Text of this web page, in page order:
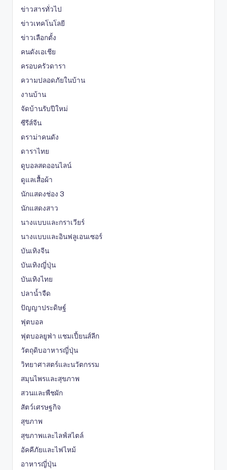
ข่าวสารทั่วไป
ข่าวเทคโนโลยี
ข่าวเลือกตั้ง
คนดังเอเชีย
ครอบครัวดารา
ความปลอดภัยในบ้าน
งานบ้าน
จัดบ้านรับปีใหม่
ซีรีส์จีน
ดราม่าคนดัง
ดาราไทย
ดูบอลสดออนไลน์
ดูแลเสื้อผ้า
นักแสดงช่อง 3
นักแสดงสาว
นางแบบและกราเวียร์
นางแบบและอินฟลูเอนเซอร์
บันเทิงจีน
บันเทิงญี่ปุ่น
บันเทิงไทย
ปลาน้ำจืด
ปัญญาประดิษฐ์
ฟุตบอล
ฟุตบอลยูฟ่า แชมเปี้ยนส์ลีก
วัตถุดิบอาหารญี่ปุ่น
วิทยาศาสตร์และนวัตกรรม
สมุนไพรและสุขภาพ
สวนและพืชผัก
สัตว์เศรษฐกิจ
สุขภาพ
สุขภาพและไลฟ์สไตล์
อัคคีภัยและไฟไหม้
อาหารญี่ปุ่น